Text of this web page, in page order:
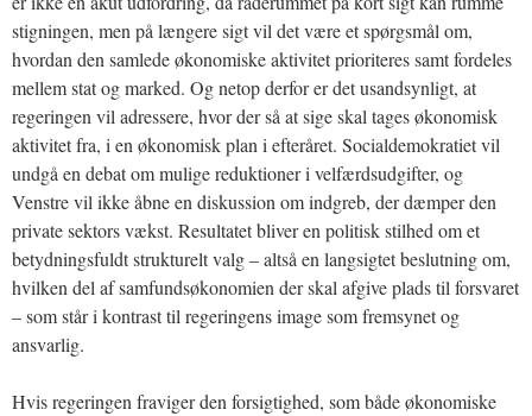
stigningen, men på længere sigt vil det være et spørgsmål om,
hvordan den samlede økonomiske aktivitet prioriteres samt fordeles
mellem stat og marked. Og netop derfor er det usandsynligt, at
regeringen vil adressere, hvor der så at sige skal tages økonomisk
aktivitet fra, i en økonomisk plan i efteråret. Socialdemokratiet vil
undgå en debat om mulige reduktioner i velfærdsudgifter, og
Venstre vil ikke åbne en diskussion om indgreb, der dæmper den
private sektors vækst. Resultatet bliver en politisk stilhed om et
betydningsfuldt strukturelt valg – altså en langsigtet beslutning om,
hvilken del af samfundsøkonomien der skal afgive plads til forsvaret
– som står i kontrast til regeringens image som fremsynet og
ansvarlig.
Hvis regeringen fraviger den forsigtighed, som både økonomiske